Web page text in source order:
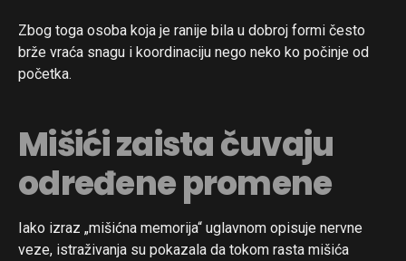
Zbog toga osoba koja je ranije bila u dobroj formi često
brže vraća snagu i koordinaciju nego neko ko počinje od
početka.
Mišići zaista čuvaju
određene promene
Iako izraz „mišićna memorija“ uglavnom opisuje nervne
veze, istraživanja su pokazala da tokom rasta mišića